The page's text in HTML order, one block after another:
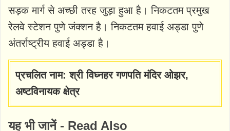
सड़क मार्ग से अच्छी तरह जुड़ा हुआ है। निकटतम प्रमुख
रेलवे स्टेशन पुणे जंक्शन है। निकटतम हवाई अड्डा पुणे
अंतर्राष्ट्रीय हवाई अड्डा है।
प्रचलित नाम: श्री विघ्नहर गणपति मंदिर ओझर,
अष्टविनायक क्षेत्र
यह भी जानें - Read Also